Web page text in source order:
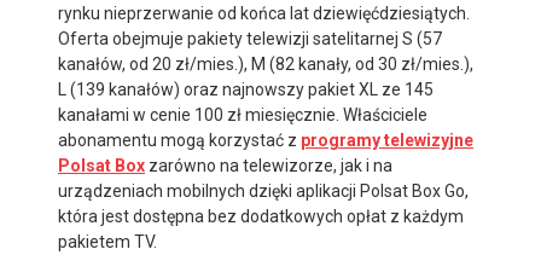
rynku nieprzerwanie od końca lat dziewięćdziesiątych.
Oferta obejmuje pakiety telewizji satelitarnej S (57
kanałów, od 20 zł/mies.), M (82 kanały, od 30 zł/mies.),
L (139 kanałów) oraz najnowszy pakiet XL ze 145
kanałami w cenie 100 zł miesięcznie. Właściciele
abonamentu mogą korzystać z programy telewizyjne
Polsat Box zarówno na telewizorze, jak i na
urządzeniach mobilnych dzięki aplikacji Polsat Box Go,
która jest dostępna bez dodatkowych opłat z każdym
pakietem TV.